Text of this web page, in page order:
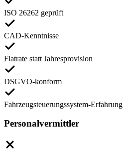
ISO 26262 geprüft
CAD-Kenntnisse
Flatrate statt Jahresprovision
DSGVO-konform
Fahrzeugsteuerungssystem-Erfahrung
Personalvermittler